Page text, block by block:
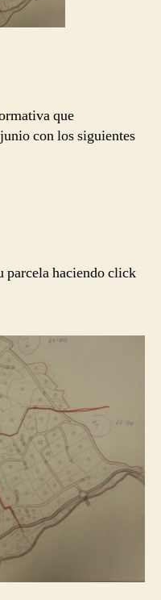
que
con los siguientes
parcela haciendo click